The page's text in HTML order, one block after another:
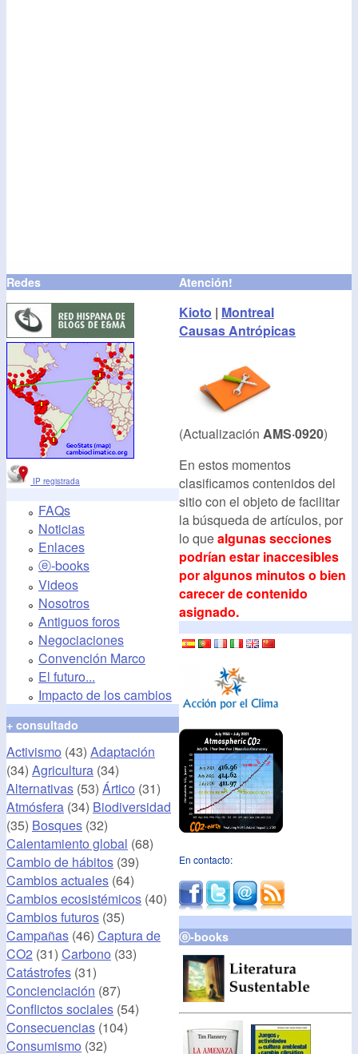
Redes
IP registrada
FAQs
Noticias
Enlaces
ⓔ-books
Videos
Nosotros
Antiguos foros
Negociaciones
Convención Marco
El futuro...
Impacto de los cambios
+ consultado
Activismo (43) Adaptación
(34) Agricultura (34)
Alternativas (53) Ártico (31)
Atmósfera (34) Biodiversidad
(35) Bosques (32)
Calentamiento global (68)
Cambio de hábitos (39)
Cambios actuales (64)
Cambios ecosistémicos (40)
Cambios futuros (35)
Campañas (46) Captura de
CO2 (31) Carbono (33)
Catástrofes (31)
Concienciación (87)
Conflictos sociales (54)
Consecuencias (104)
Consumismo (32)
Atención!
Kioto | Montreal
Causas Antrópicas
(Actualización AMS·0920)
En estos momentos
clasificamos contenidos del
sitio con el objeto de facilitar
la búsqueda de artículos, por
lo quealgunas secciones
podrían estar inaccesibles
por algunos minutos o bien
carecer de contenido
asignado.
En contacto:
ⓔ-books